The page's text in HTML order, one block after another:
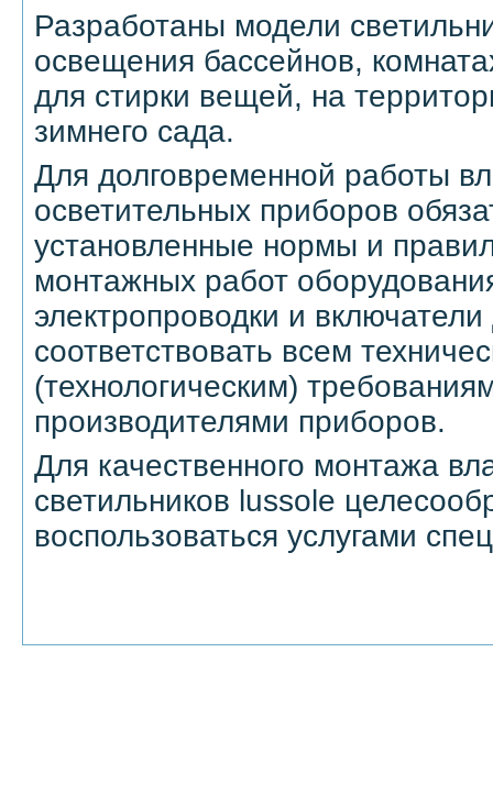
Разработаны модели
освещения бассейнов,
для стирки вещей, на
зимнего сада.
Для долговременной работы
осветительных приборов
установленные нормы и
монтажных работ
электропроводки и
соответствовать всем
(технологическим)
производителями приборов.
Для качественного монтажа
светильников lussole
воспользоваться услугами